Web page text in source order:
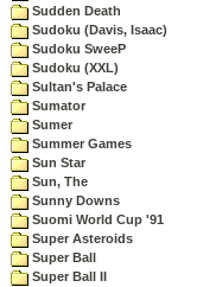
Sudden Death
Sudoku (Davis, Isaac)
Sudoku SweeP
Sudoku (XXL)
Sultan's Palace
Sumator
Sumer
Summer Games
Sun Star
Sun, The
Sunny Downs
Suomi World Cup '91
Super Asteroids
Super Ball
Super Ball II